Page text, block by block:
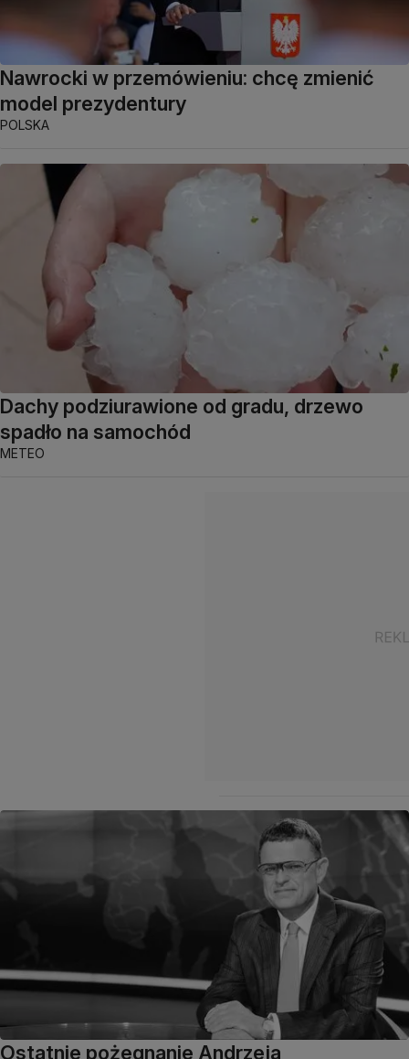
Nawrocki w przemówieniu: chcę zmienić
model prezydentury
POLSKA
Dachy podziurawione od gradu, drzewo
spadło na samochód
METEO
Ostatnie pożegnanie Andrzeja